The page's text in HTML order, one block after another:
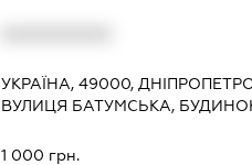
УКРАЇНА, 49000,
ВУЛИЦЯ БАТУМСЬКА, БУДИНОК
1 000 грн.